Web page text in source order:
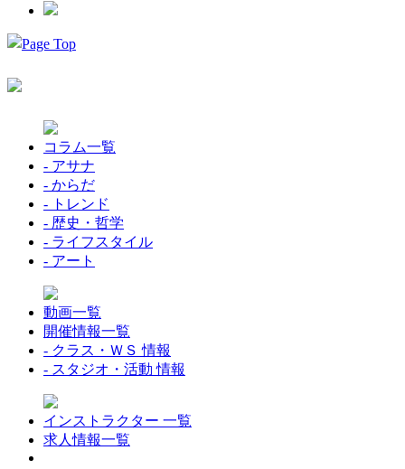
コラム一覧
- アサナ
- からだ
- トレンド
- 歴史・哲学
- ライフスタイル
- アート
動画一覧
開催情報一覧
- クラス・ＷＳ 情報
- スタジオ・活動 情報
インストラクター 一覧
求人情報一覧